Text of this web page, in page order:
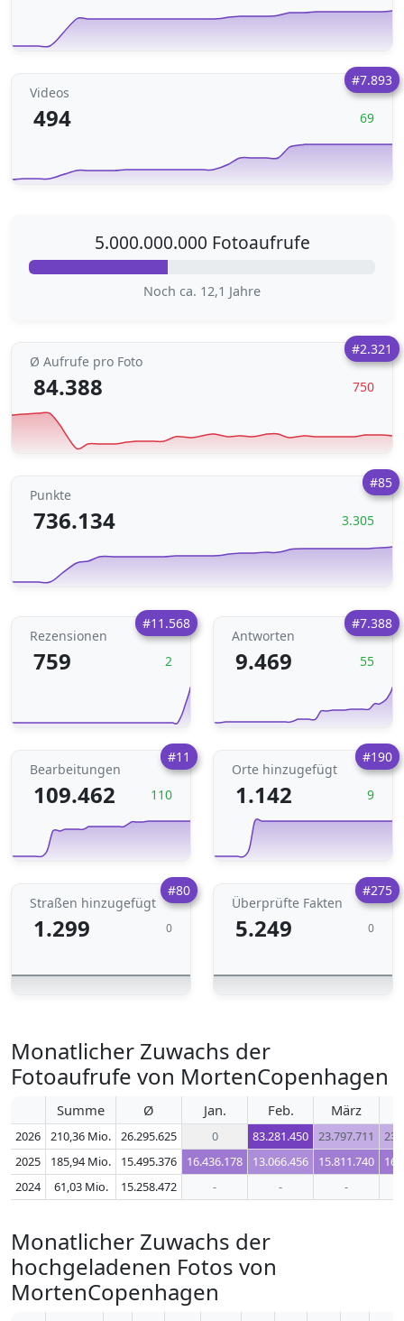
#7.893
Videos
494 69
5.000.000.000 Fotoaufrufe
Noch ca. 12,1 Jahre
#2.321
Ø Aufrufe pro Foto
84.388 750
#85
Punkte
736.134 3.305
#11.568
Rezensionen
759 2
#7.388
Antworten
9.469 55
#11
Bearbeitungen
109.462 110
#190
Orte hinzugefügt
1.142 9
#80
Straßen hinzugefügt
1.299 0
#275
Überprüfte Fakten
5.249 0
Monatlicher Zuwachs der
Fotoaufrufe von MortenCopenhagen
Summe Ø Jan. Feb. März
2026 210,36 Mio. 26.295.625 0 83.281.450 23.797.711
2025
185,94 Mio. 15.495.376 16.436.178 13.066.456 15.811.740
2024
61,03 Mio. 15.258.472 - - -
Monatlicher Zuwachs der
hochgeladenen Fotos von
MortenCopenhagen